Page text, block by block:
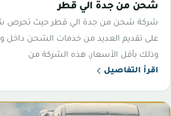
شحن من جدة الي قطر
شركة شحن من جدة الي قطر حيث تحرص
على تقديم العديد من خدمات الشحن داخل
وذلك بأقل الأسعار، هذه الشركة من
اقرأ التفاصيل